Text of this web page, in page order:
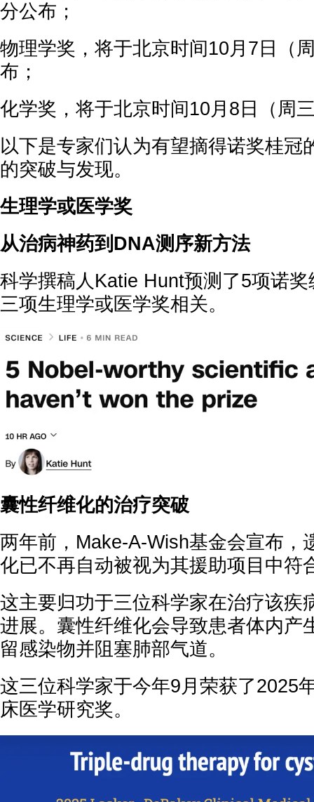
分公布；
物理学奖，将于北京时间10月7日（
布；
化学奖，将于北京时间10月8日（周
以下是专家们认为有望摘得诺奖桂冠
的突破与发现。
生理学或医学奖
从治病神药到DNA测序新方法
科学撰稿人Katie Hunt预测了5项诺
三项生理学或医学奖相关。
囊性纤维化的治疗突破
两年前，Make-A-Wish基金会宣布，
化已不再自动被视为其援助项目中符
这主要归功于三位科学家在治疗该疾
进展。囊性纤维化会导致患者体内产
留感染物并阻塞肺部气道。
这三位科学家于今年9月荣获了2025
床医学研究奖。